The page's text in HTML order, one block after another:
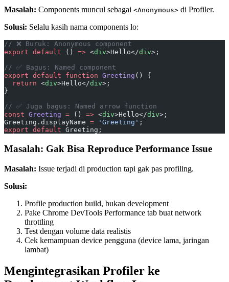
Masalah: Components muncul sebagai <Anonymous> di Profiler.
Solusi: Selalu kasih nama components lo:
// ❌ Buruk: Anonymous component
export default () => <div>Hello</div>;
// ✅ Bagus: Named component
export default function Greeting () {
  return
<div>Hello</div>;
}
// ✅ Juga bagus: Named arrow function
const Greeting = () => <div>Hello</div>;
Greeting.displayName = 'Greeting' ;
export default Greeting;
Masalah: Gak Bisa Reproduce Performance Issue
Masalah: Issue terjadi di production tapi gak pas profiling.
Solusi:
Profile production build, bukan development
Pake Chrome DevTools Performance tab buat network
throttling
Test dengan volume data realistis
Cek kemampuan device pengguna (device lama, jaringan
lambat)
Mengintegrasikan Profiler ke